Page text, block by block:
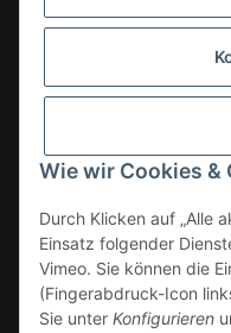
Wie wir Cookies &
Durch Klicken auf „Alle
Einsatz folgender
Vimeo. Sie können die
(Fingerabdruck-Icon
Sie unter Konfigurieren
- Sezer Kahveci & Cengiz
33142 Büren, Deutschland
Kategorien
Informationen
Gesetzliche